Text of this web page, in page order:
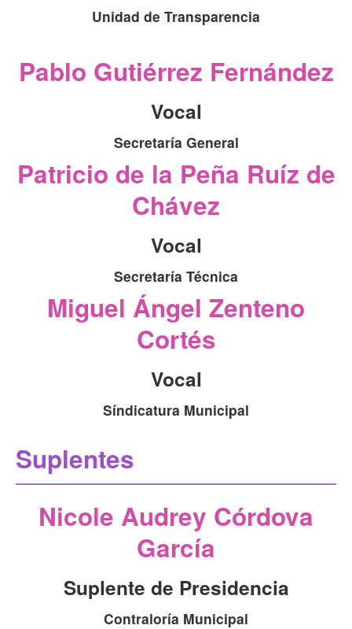
Unidad de Transparencia
Pablo Gutiérrez Fernández
Vocal
Secretaría General
Patricio de la Peña Ruíz de
Chávez
Vocal
Secretaría Técnica
Miguel Ángel Zenteno
Cortés
Vocal
Síndicatura Municipal
Suplentes
Nicole Audrey Córdova
García
Suplente de Presidencia
Contraloría Municipal